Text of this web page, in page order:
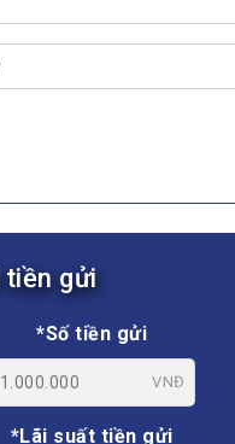
gửi
*Số tiền gửi
VNĐ
*Lãi suất tiền gửi